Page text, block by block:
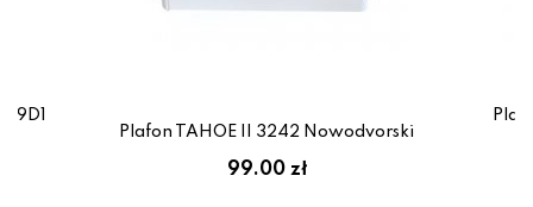
Plafon TAHOE II 3242 Nowodvorski
99.00 zł